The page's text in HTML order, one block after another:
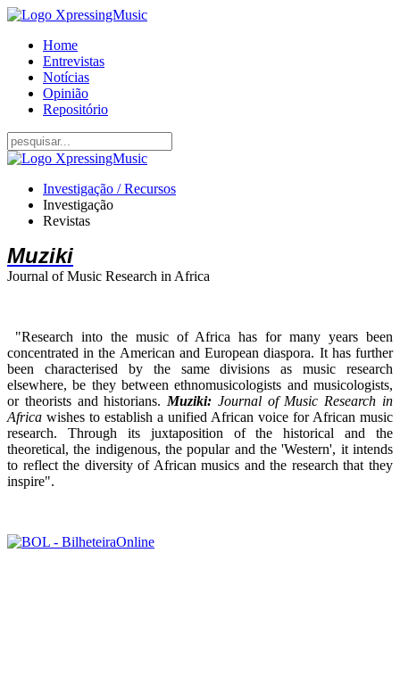
Home
Entrevistas
Notícias
Opinião
Repositório
Investigação / Recursos
Investigação
Revistas
Muziki
Journal of Music Research in Africa
"Research into the music of Africa has for many years been
concentrated in the American and European diaspora. It has further
been characterised by the same divisions as music research
elsewhere, be they between ethnomusicologists and musicologists,
or theorists and historians. Muziki: Journal of Music Research in
Africa wishes to establish a unified African voice for African music
research. Through its juxtaposition of the historical and the
theoretical, the indigenous, the popular and the 'Western', it intends
to reflect the diversity of African musics and the research that they
inspire".